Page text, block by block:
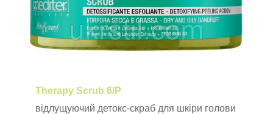
Therapy Scrub 6/P
відлущуючий детокс-скраб для шкіри голови